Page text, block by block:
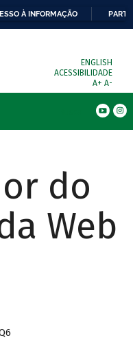
À INFORMAÇÃO
ENGLISH
ACESSIBILIDADE
A+ A-
do
Web